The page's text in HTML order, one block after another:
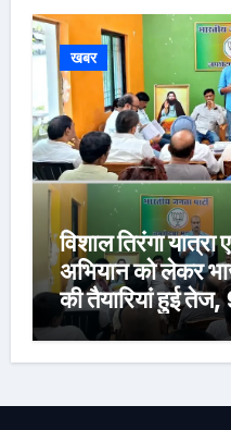
खबर
विशाल तिरंगा यात्रा
अभियान को लेकर
की तैयारियां हुई
नेताजी सुभाष मैदान
यात्रा